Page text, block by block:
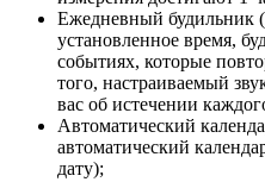
Ежедневный будильник
установленное время,
событиях, которые
того, настраиваемый
вас об истечении
Автоматический
автоматический
дату);